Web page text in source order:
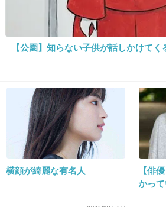
2016/02/01(月) 21:40:12
なかなか自分では上手くできなくて
す。前髪は伸びたら私が。
子供はカットしてもらいながら、鏡
満更でもなさそう。
男児 幼稚園から近所の床屋
【公園】知らない子供が話しかけてく
横顔が綺麗な有名人
【俳
かっ